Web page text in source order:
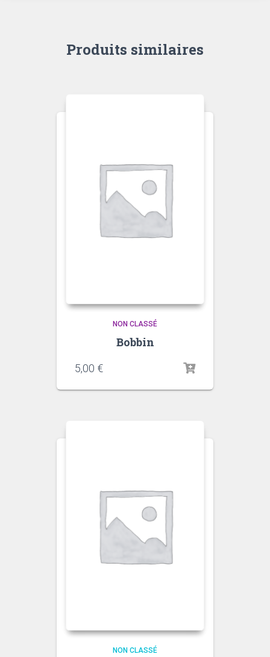
Produits similaires
NON CLASSÉ
Bobbin
5,00 €
NON CLASSÉ